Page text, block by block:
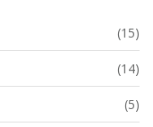
(15)
(14)
(5)